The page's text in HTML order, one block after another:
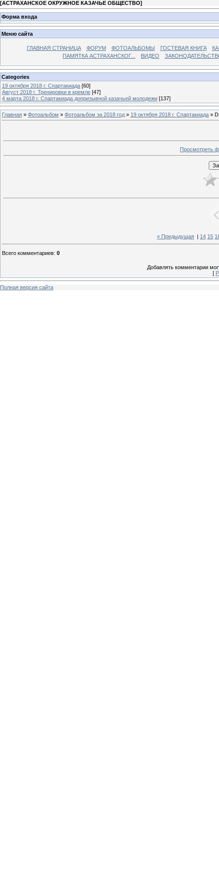
[АСТРАХАНСКОЕ ОКРУЖНОЕ КАЗАЧЬЕ ОБЩЕСТВО]
Форма входа
Меню сайта
ГЛАВНАЯ СТРАНИЦА ФОРУМ ФОТОАЛЬБОМЫ ГОСТЕВАЯ КНИГА
ПАМЯТКА АСТРАХАНСКОГ...
ВИДЕО
Categories
19 октября 2018 г. Спартакиада [60]
Август 2018 г. Тренировки в кремле [47]
4 марта 2018 г. Спартакиада допризывной казачьей молодежи [137]
Главная » Фотоальбом » Фотоальбом за 2018 год » 19 октября 2018 г. Спартакиада »
Просмотреть
« Предыдущая 14 15
Всего комментариев: 0
Добавлять комментарии
[
Полная версия сайта